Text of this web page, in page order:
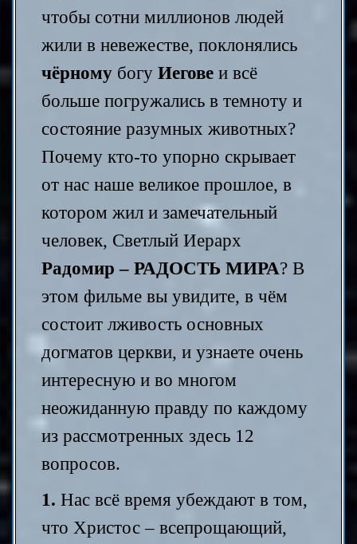
чтобы сотни миллионов людей
жили в невежестве, поклонялись
чёрномубогу Иеговеи всё
больше погружались в темноту и
состояние разумных животных?
Почему кто-то упорно скрывает
от нас наше великое прошлое, в
котором жил и замечательный
человек, Светлый Иерарх
Радомир – РАДОСТЬ МИРА? В
этом фильме вы увидите, в чём
состоит лживость основных
догматов церкви, и узнаете очень
интересную и во многом
неожиданную правду по каждому
из рассмотренных здесь 12
вопросов.
1. Нас всё время убеждают в том,
что Христос – всепрощающий,